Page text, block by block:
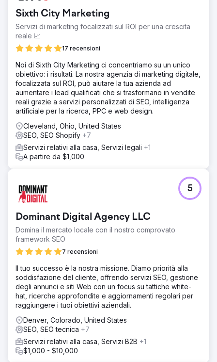
Sixth City Marketing
Servizi di marketing focalizzati sul ROI per una crescita
reale 📈
17 recensioni
Noi di Sixth City Marketing ci concentriamo su un unico
obiettivo: i risultati. La nostra agenzia di marketing digitale,
focalizzata sul ROI, può aiutare la tua azienda ad
aumentare i lead qualificati che si trasformano in vendite
reali grazie a servizi personalizzati di SEO, intelligenza
artificiale per la ricerca, PPC e web design.
Cleveland, Ohio, United States
SEO, SEO Shopify +7
Servizi relativi alla casa, Servizi legali +1
A partire da $1,000
Dominant Digital Agency LLC
Domina il mercato locale con il nostro comprovato
framework SEO
7 recensioni
5
Il tuo successo è la nostra missione. Diamo priorità alla
soddisfazione del cliente, offrendo servizi SEO, gestione
degli annunci e siti Web con un focus su tattiche white-
hat, ricerche approfondite e aggiornamenti regolari per
raggiungere i tuoi obiettivi aziendali.
Denver, Colorado, United States
SEO, SEO tecnica +7
Servizi relativi alla casa, Servizi B2B +1
$1,000 - $10,000